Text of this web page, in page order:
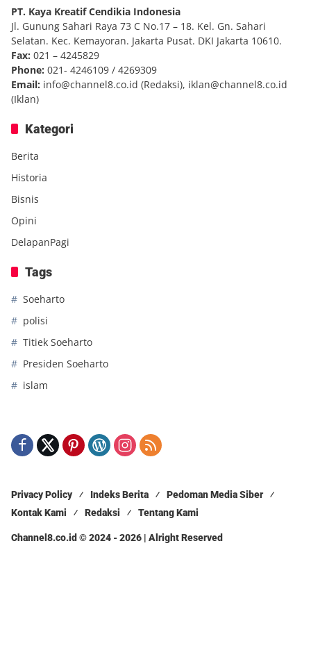
PT. Kaya Kreatif Cendikia Indonesia
Jl. Gunung Sahari Raya 73 C No.17 – 18. Kel. Gn. Sahari
Selatan. Kec. Kemayoran. Jakarta Pusat. DKI Jakarta 10610.
Fax: 021 – 4245829
Phone: 021- 4246109 / 4269309
Email: info@channel8.co.id (Redaksi), iklan@channel8.co.id
(Iklan)
Kategori
Berita
Historia
Bisnis
Opini
DelapanPagi
Tags
Soeharto
polisi
Titiek Soeharto
Presiden Soeharto
islam
Privacy Policy Indeks Berita
Pedoman Media Siber
Kontak Kami
Redaksi Tentang Kami
Channel8.co.id © 2024 - 2026 | Alright Reserved